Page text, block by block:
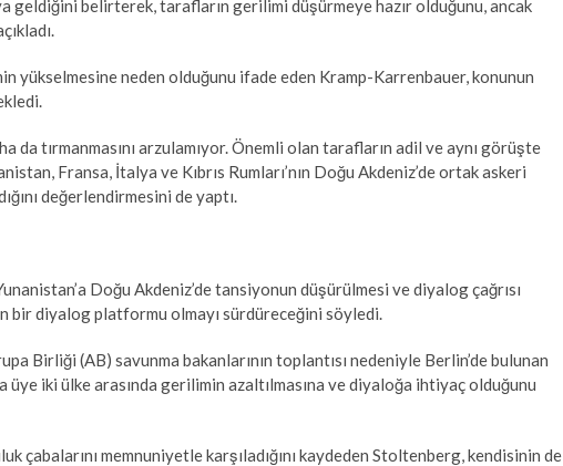
geldiğini belirterek, tarafların gerilimi düşürmeye hazır olduğunu, ancak
yükselmesine neden olduğunu ifade eden Kramp-Karrenbauer, konunun
da tırmanmasını arzulamıyor. Önemli olan tarafların adil ve aynı görüşte
Fransa, İtalya ve Kıbrıs Rumları’nın Doğu Akdeniz’de ortak askeri
değerlendirmesini de yaptı.
Doğu Akdeniz’de tansiyonun düşürülmesi ve diyalog çağrısı
bir diyalog platformu olmayı sürdüreceğini söyledi.
Birliği (AB) savunma bakanlarının toplantısı nedeniyle Berlin’de bulunan
iki ülke arasında gerilimin azaltılmasına ve diyaloğa ihtiyaç olduğunu
çabalarını memnuniyetle karşıladığını kaydeden Stoltenberg, kendisinin de